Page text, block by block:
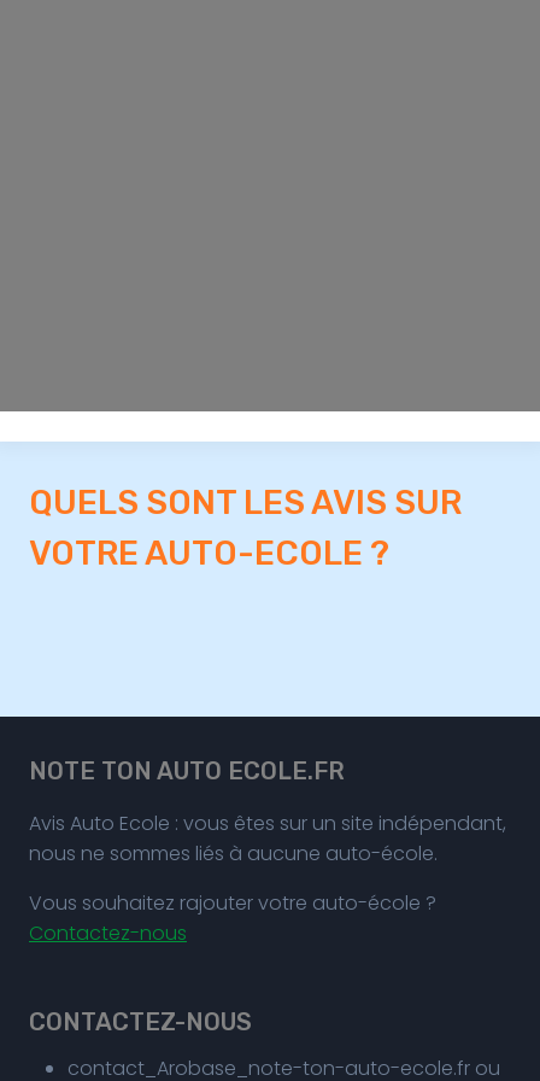
QUELS SONT LES AVIS SUR
VOTRE AUTO-ECOLE ?
NOTE TON AUTO ECOLE.FR
Avis Auto Ecole : vous êtes sur un site indépendant,
nous ne sommes liés à aucune auto-école.
Vous souhaitez rajouter votre auto-école ?
Contactez-nous
CONTACTEZ-NOUS
contact_Arobase_note-ton-auto-ecole.fr ou